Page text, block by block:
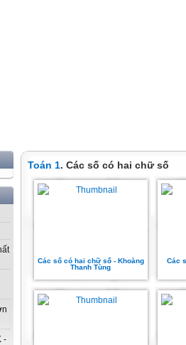
-
Toán 1. Các số có hai chữ số
Các số có hai chữ số - Khoàng
Thanh Tùng
Các